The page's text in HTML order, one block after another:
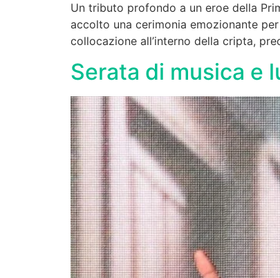
Un tributo profondo a un eroe della
accolto una cerimonia emozionante
collocazione all’interno della cripta,
Serata di musica e